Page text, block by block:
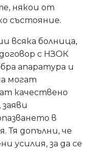
някои от
състояние.
всяка болница,
с НЗОК
апаратура и
могат
качествено
в
Тя допълни, че
усилия, за да се